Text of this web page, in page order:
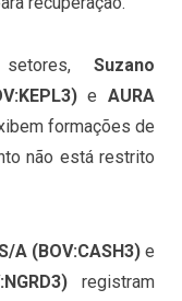
Suzano
KEPL3)eAURA
formações de
não está restrito
A (BOV:CASH3)e
NGRD3) registram